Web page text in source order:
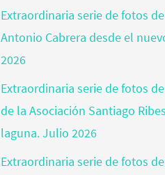
Extraordinaria serie de fotos
Antonio Cabrera desde el
2026
Extraordinaria serie de fotos
de la Asociación Santiago
laguna. Julio 2026
Extraordinaria serie de fotos